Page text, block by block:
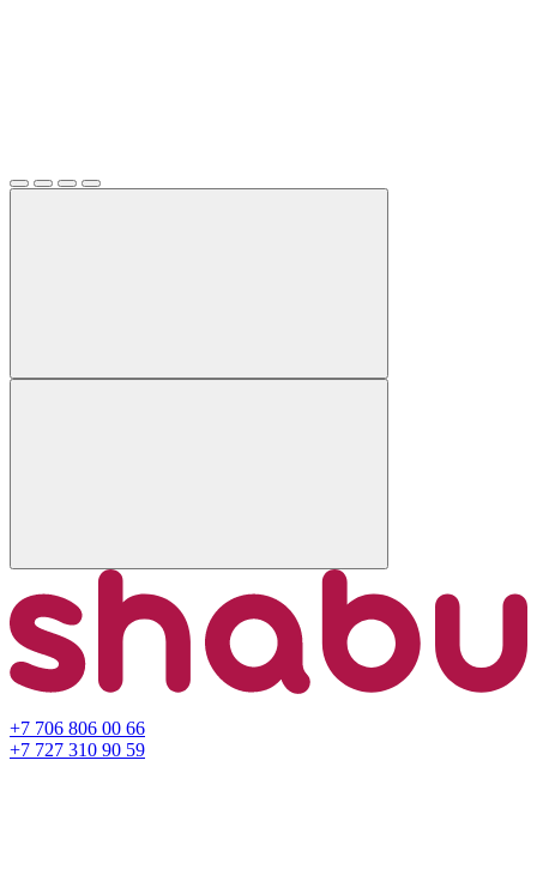
+7 706 806 00 66
+7 727 310 90 59